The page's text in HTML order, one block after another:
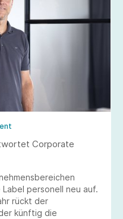
Corporate
personell neu auf.
rückt der
künftig die